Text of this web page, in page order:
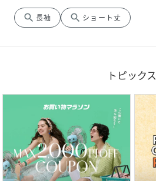
search 長袖 search ショート丈
トピックス